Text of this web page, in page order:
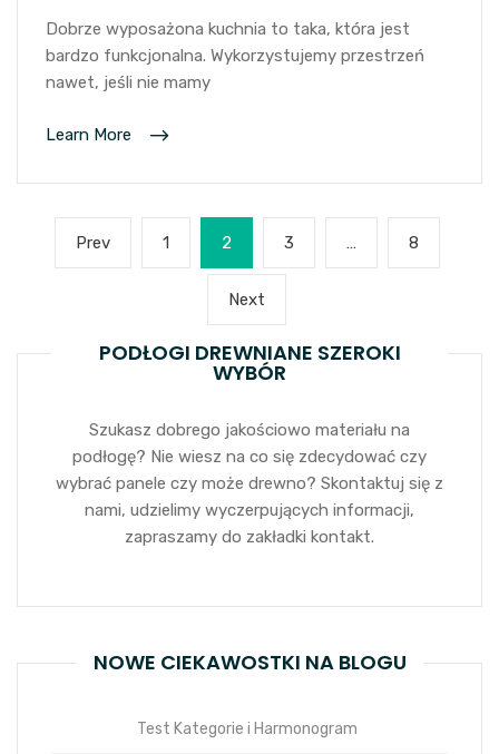
Dobrze wyposażona kuchnia to taka, która jest
bardzo funkcjonalna. Wykorzystujemy przestrzeń
nawet, jeśli nie mamy
Learn More
Stronicowanie
wpisów
PrevPrevious
page
Page
1 Page
2 Page
3 … Page
8
Next
page
PODŁOGI DREWNIANE SZEROKI
WYBÓR
Szukasz dobrego jakościowo materiału na
podłogę? Nie wiesz na co się zdecydować czy
wybrać panele czy może drewno? Skontaktuj się z
nami, udzielimy wyczerpujących informacji,
zapraszamy do zakładki kontakt.
NOWE CIEKAWOSTKI NA BLOGU
Test Kategorie i Harmonogram